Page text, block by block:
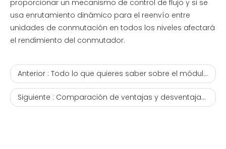
proporcionar un mecanismo de control de flujo y si se
usa enrutamiento dinámico para el reenvío entre
unidades de conmutación en todos los niveles afectará
el rendimiento del conmutador.
Anterior : Todo lo que quieres saber sobre el módulo óptico 100G está aquí
Siguiente : Comparación de ventajas y desventajas entre el módulo óptico 40G QSFP+SR4 y el cable óptico QSFP+AOC